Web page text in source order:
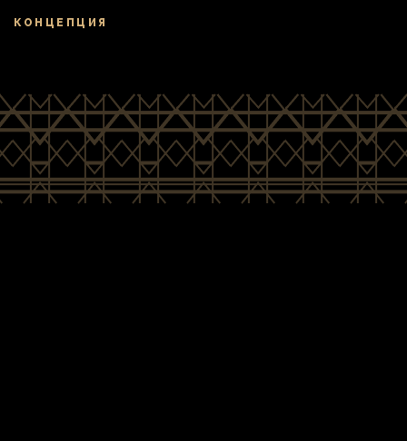
КОНЦЕПЦИЯ